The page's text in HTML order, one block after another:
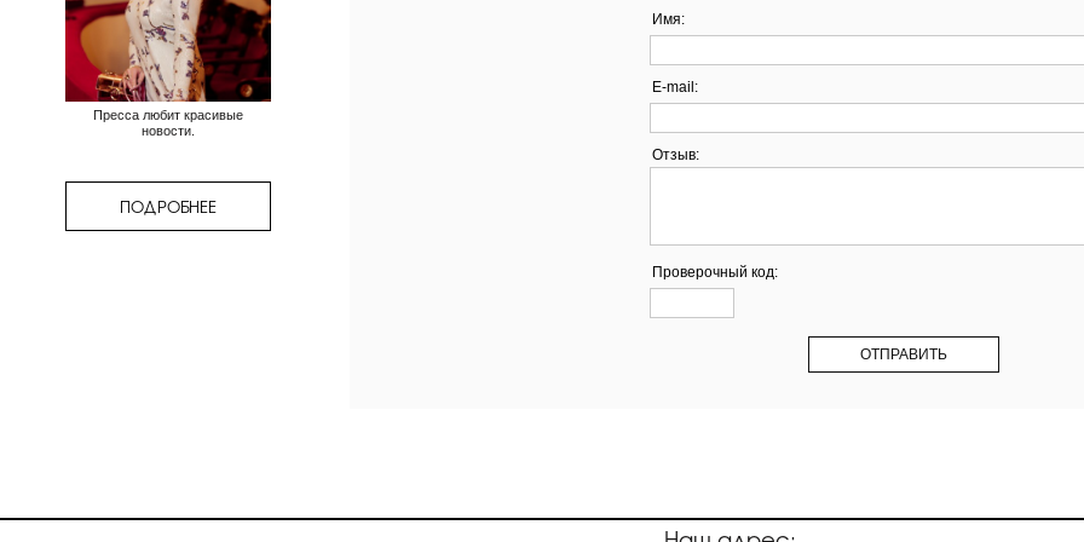
Пресса любит красивые
новости.
ПОДРОБНЕЕ
Имя:
E-mail:
Отзыв:
Проверочный код: